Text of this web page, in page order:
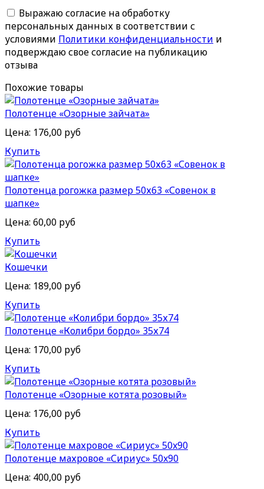
Выражаю согласие на обработку
персональных данных в соответствии с
условиями Политики конфиденциальности и
подверждаю свое согласие на публикацию
отзыва
Похожие товары
Полотенце «Озорные зайчата»
Цена: 176,00 руб
Купить
Полотенца рогожка размер 50х63 «Совенок в
шапке»
Цена: 60,00 руб
Купить
Кошечки
Цена: 189,00 руб
Купить
Полотенце «Колибри бордо» 35х74
Цена: 170,00 руб
Купить
Полотенце «Озорные котята розовый»
Цена: 176,00 руб
Купить
Полотенце махровое «Сириус» 50x90
Цена: 400,00 руб